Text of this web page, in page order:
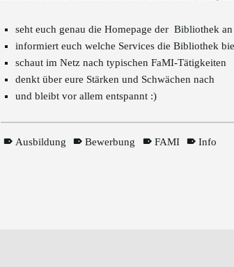
seht euch genau die Homepage der Bibliothek an
informiert euch welche Services die Bibliothek
schaut im Netz nach typischen FaMI-Tätigkeiten
denkt über eure Stärken und Schwächen nach
und bleibt vor allem entspannt :)
Ausbildung Bewerbung FAMI Info